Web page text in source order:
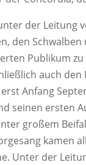
der Leitung
den
Publikum
auch
Anfang
seinen ersten
großem
kamen
Unter der